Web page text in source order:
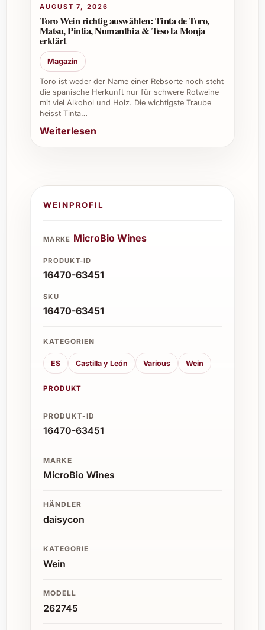
seinen Charakter überzeugt.
Weinkeller:Erweitern Sie Ihre
Sammlung mit einem nachhaltigen
Jahrgang, der durch Qualität besticht
und bei zukünftigen Anlässen punktet.
AUGUST 7, 2026
Toro Wein richtig auswählen: Tinta de Toro,
Matsu, Pintia, Numanthia & Teso la Monja
erklärt
Magazin
Toro ist weder der Name einer Rebsorte noch steht
die spanische Herkunft nur für schwere Rotweine
mit viel Alkohol und Holz. Die wichtigste Traube
heisst Tinta…
Weiterlesen
WEINPROFIL
MARKE MicroBio Wines
PRODUKT-ID
16470-63451
SKU
16470-63451
KATEGORIEN
ES Castilla y León Various Wein
PRODUKT
PRODUKT-ID
16470-63451
MARKE
MicroBio Wines
HÄNDLER
daisycon
KATEGORIE
Wein
MODELL
262745